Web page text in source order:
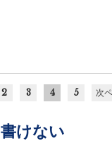
2 3 4 5 次
けない